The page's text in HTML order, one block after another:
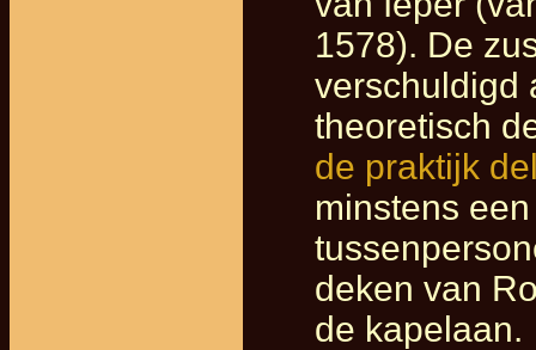
1578). De
verschuldigd
theoretisch
de praktijk
minstens
deken van
de kapelaan.